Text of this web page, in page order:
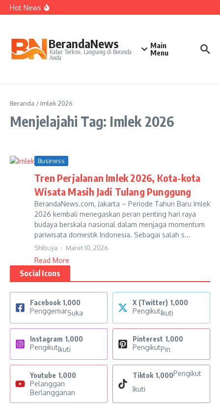
Lewati ke konten
Hot News
Games 2026
BerandaNews
Kabar Terkini, Langsung di Beranda
Anda
Main
Menu
Beranda / Imlek 2026
Menjelajahi Tag: Imlek 2026
Business
Tren Perjalanan Imlek 2026, Kota-kota
Wisata Masih Jadi Tulang Punggung
BerandaNews.com, Jakarta – Periode Tahun Baru Imlek
2026 kembali menegaskan peran penting hari raya
budaya berskala nasional dalam menjaga momentum
pariwisata domestik Indonesia. Sebagai salah s...
Shibuya Maret 10, 2026
Read More
Social Icons
Facebook 1,000
PenggemarSuka
X (Twitter) 1,000
PengikutIkuti
Instagram 1,000
PengikutIkuti
Pinterest 1,000
PengikutPin
Youtube 1,000
Pelanggan
Berlangganan
Tiktok 1,000Pengikut
Ikuti